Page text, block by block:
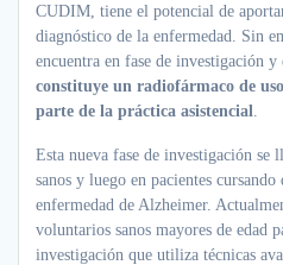
CUDIM, tiene el potencial de
diagnóstico de la enfermedad. Sin
encuentra en fase de investigación
constituye un radiofármaco de
parte de la práctica asistencial
Esta nueva fase de investigación se
sanos y luego en pacientes cursando
enfermedad de Alzheimer.
voluntarios sanos mayores de edad
investigación que utiliza técnicas